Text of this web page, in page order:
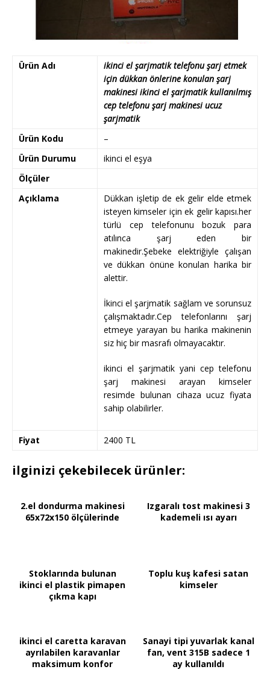
Ürün Adı
ikinci el şarjmatik telefonu şarj etmek
için dükkan önlerine konulan şarj
makinesi ikinci el şarjmatik kullanılmış
cep telefonu şarj makinesi ucuz
şarjmatik
Ürün Kodu
–
Ürün Durumu
ikinci el eşya
Ölçüler
Açıklama
Dükkan işletip de ek gelir elde etmek
isteyen kimseler için ek gelir kapısı.her
türlü cep telefonunu bozuk para
atılınca şarj eden bir
makinedir.Şebeke elektriğiyle çalışan
ve dükkan önüne konulan harika bir
alettir.
İkinci el şarjmatik sağlam ve sorunsuz
çalışmaktadır.Cep telefonlarını şarj
etmeye yarayan bu harika makinenin
siz hiç bir masrafı olmayacaktır.
ikinci el şarjmatik yani cep telefonu
şarj makinesi arayan kimseler
resimde bulunan cihaza ucuz fiyata
sahip olabilirler.
Fiyat 2400 TL
ilginizi çekebilecek ürünler:
2.el dondurma makinesi
65x72x150 ölçülerinde
Izgaralı tost makinesi 3
kademeli ısı ayarı
Stoklarında bulunan
ikinci el plastik pimapen
çıkma kapı
Toplu kuş kafesi satan
kimseler
ikinci el caretta karavan
ayrılabilen karavanlar
maksimum konfor
Sanayi tipi yuvarlak kanal
fan, vent 315B sadece 1
ay kullanıldı